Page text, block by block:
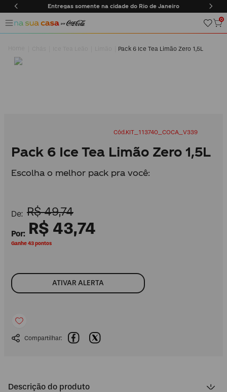
Entregas somente na cidade do Rio de Janeiro
0
Pack 6 Ice Tea Limão Zero 1,5L
KIT_113740_COCA_V339
Pack 6 Ice Tea Limão Zero 1,5L
Escolha o melhor pack pra você:
R$ 49,74
R$ 43,74
Ganhe 43 pontos
ATIVAR ALERTA
Descrição do produto